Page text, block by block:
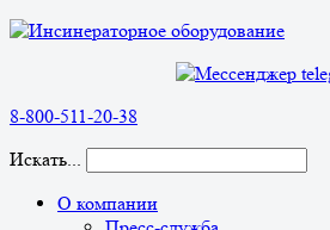
8-800-511-20-38
Искать...
О компании